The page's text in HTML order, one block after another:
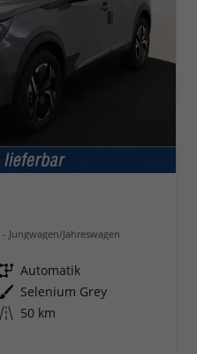
Jungwagen/Jahreswagen
Getriebe Automatik
Außenfarbe Selenium Grey
Kilometerstand 50 km